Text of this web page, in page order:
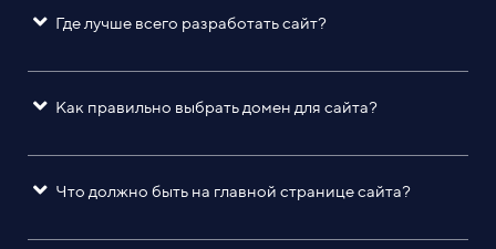
Где лучше всего разработать сайт?
Как правильно выбрать домен для сайта?
Что должно быть на главной странице сайта?